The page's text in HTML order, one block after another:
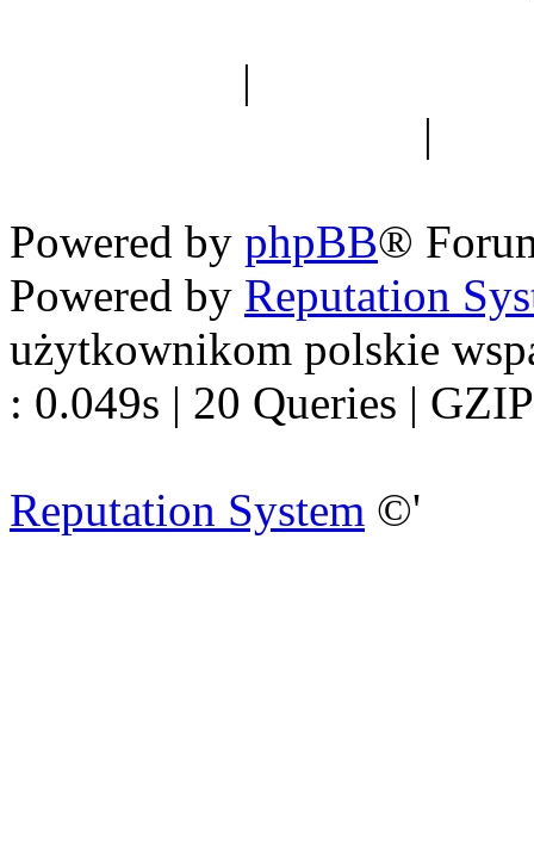
|
|
Powered by phpBB®
Powered by Reputation
użytkownikom polskie
: 0.049s | 20 Queries |
Reputation System ©'